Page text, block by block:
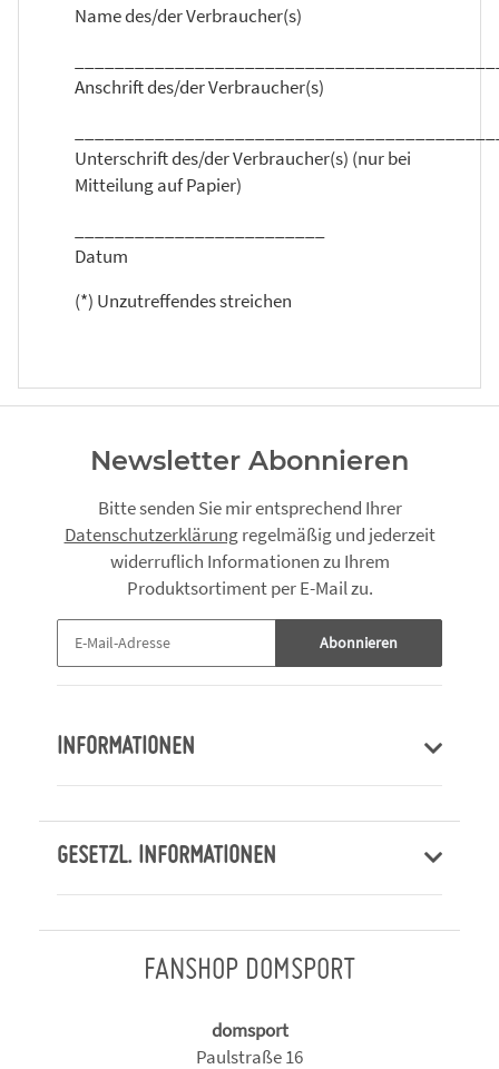
Name des/der Verbraucher(s)
Anschrift des/der Verbraucher(s)
Unterschrift des/der Verbraucher(s) (nur bei
Mitteilung auf Papier)
Datum
(*) Unzutreffendes streichen
Newsletter Abonnieren
Bitte senden Sie mir entsprechend Ihrer
Datenschutzerklärungregelmäßig und jederzeit
widerruflich Informationen zu Ihrem
Produktsortiment per E-Mail zu.
Abonnieren
INFORMATIONEN
GESETZL. INFORMATIONEN
FANSHOP DOMSPORT
domsport
Paulstraße 16